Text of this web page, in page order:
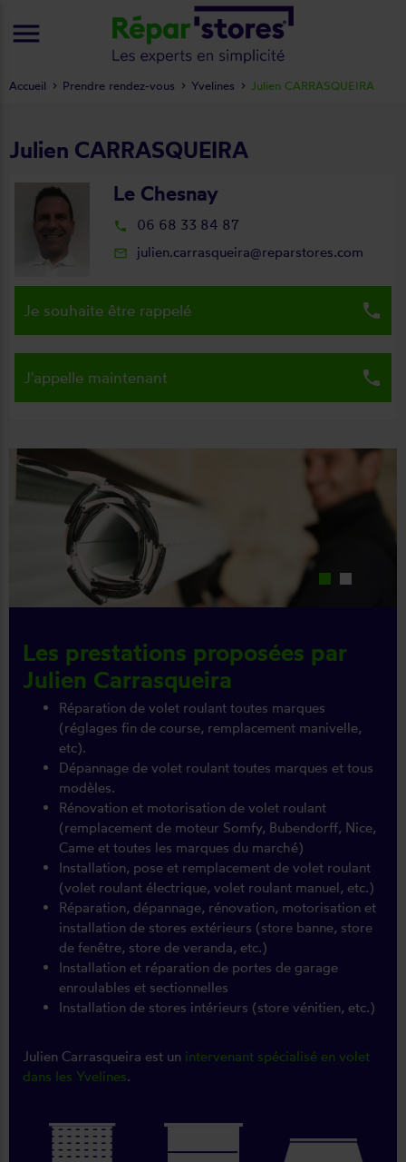
Accueil Prendre rendez-vous Yvelines Julien CARRASQUEIRA
Julien CARRASQUEIRA
Le Chesnay
local_phone 06 68 33 84 87
mail_outline julien.carrasqueira@reparstores.com
Je souhaite être rappelé local_phone
J'appelle maintenant local_phone
Les prestations proposées par
Julien Carrasqueira
Réparation de volet roulant toutes marques
(réglages fin de course, remplacement manivelle,
etc).
Dépannage de volet roulant toutes marques et tous
modèles.
Rénovation et motorisation de volet roulant
(remplacement de moteur Somfy, Bubendorff, Nice,
Came et toutes les marques du marché)
Installation, pose et remplacement de volet roulant
(volet roulant électrique, volet roulant manuel, etc.)
Réparation, dépannage, rénovation, motorisation et
installation de stores extérieurs (store banne, store
de fenêtre, store de veranda, etc.)
Installation et réparation de portes de garage
enroulables et sectionnelles
Installation de stores intérieurs (store vénitien, etc.)
Julien Carrasqueira est un intervenant spécialisé en volet
dans les Yvelines.
menu